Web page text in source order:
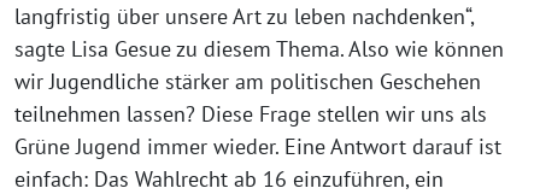
langfristig über unsere Art zu leben nachdenken“,
sagte Lisa Gesue zu diesem Thema. Also wie können
wir Jugendliche stärker am politischen Geschehen
teilnehmen lassen? Diese Frage stellen wir uns als
Grüne Jugend immer wieder. Eine Antwort darauf ist
einfach: Das Wahlrecht ab 16 einzuführen, ein